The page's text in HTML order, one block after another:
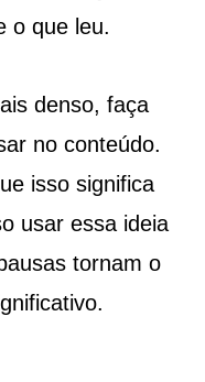
o que leu.
denso, faça
no conteúdo.
isso significa
usar essa ideia
tornam o